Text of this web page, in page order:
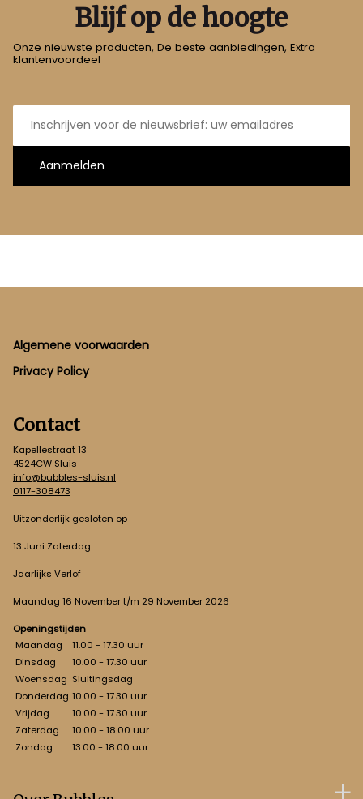
Blijf op de hoogte
Onze nieuwste producten, De beste aanbiedingen, Extra
klantenvoordeel
E-
mailadres
Aanmelden
Footer
Algemene voorwaarden
Privacy Policy
Contact
Kapellestraat 13
4524CW Sluis
info@bubbles-sluis.nl
0117-308473
Uitzonderlijk gesloten op
13 Juni Zaterdag
Jaarlijks Verlof
Maandag 16 November t/m 29 November 2026
Openingstijden
Maandag
11.00 - 17.30 uur
Dinsdag
10.00 - 17.30 uur
Woensdag Sluitingsdag
Donderdag 10.00 - 17.30 uur
Vrijdag
10.00 - 17.30 uur
Zaterdag
10.00 - 18.00 uur
Zondag
13.00 - 18.00 uur